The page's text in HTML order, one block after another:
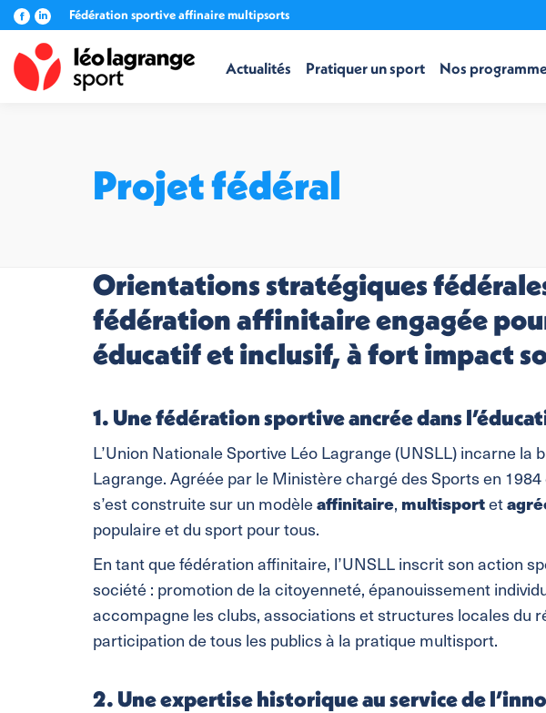
La
page
Facebook
s'ouvre
dans
La
page
LinkedIn
s'ouvre
dans
Fédération sportive affinaire multipsorts
Actualités Pratiquer un sport Nos
Projet fédéral
Orientations stratégiques
fédération affinitaire engagée
éducatif et inclusif, à fort impact
1. Une fédération sportive ancrée dans
L’Union Nationale Sportive Léo Lagrange (UNSLL) incarne
Lagrange. Agréée par le Ministère chargé des Sports en
s’est construite sur un modèleaffinitaire, multisportet
populaire et du sport pour tous.
En tant que fédération affinitaire, l’UNSLL inscrit son action
société : promotion de la citoyenneté, épanouissement
accompagne les clubs, associations et structures locales du
participation de tous les publics à la pratique multisport.
2. Une expertise historique au service de